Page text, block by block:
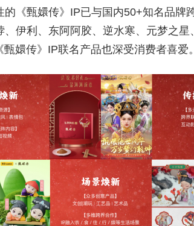
《甄嬛传》IP已与国内50+知名品牌
伊利、东阿阿胶、逆水寒、元梦之
嬛传》IP联名产品也深受消费者喜爱。